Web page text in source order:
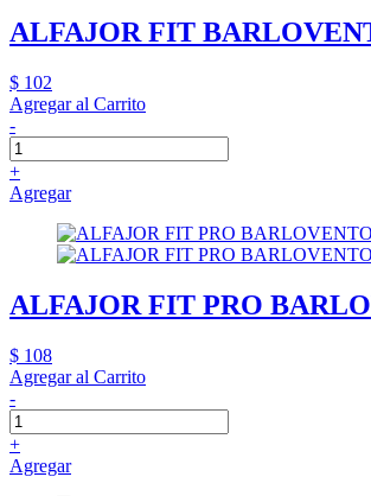
ALFAJOR FIT
$ 102
Agregar al Carrito
-
+
Agregar
ALFAJOR FIT PRO
$ 108
Agregar al Carrito
-
+
Agregar